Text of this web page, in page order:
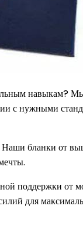
навыкам?
с нужными
Наши бланки от
поддержки от
для